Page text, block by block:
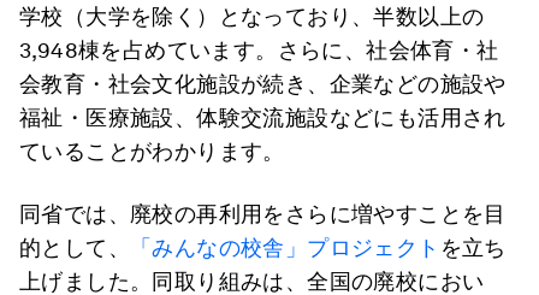
学校（大学を除く）となっており、半数以上の
3,948棟を占めています。さらに、社会体育・社
会教育・社会文化施設が続き、企業などの施設や
福祉・医療施設、体験交流施設などにも活用され
ていることがわかります。
同省では、廃校の再利用をさらに増やすことを目
的として、
「みんなの校舎」プロジェクト を立ち
上げました。同取り組みは、全国の廃校におい